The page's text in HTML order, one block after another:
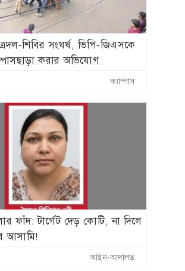
শিবির সংঘর্ষ, ভিপি-জিএসকে
করার অভিযোগ
ক্যাম্পাস
ফাঁদ: টার্গেট দেড় কোটি, না দিলে
আসামি!
আইন-আদালত